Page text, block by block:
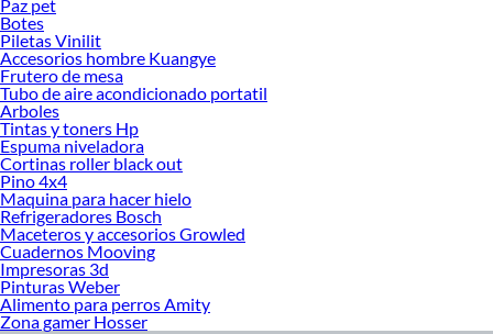
Paz pet
Botes
Piletas Vinilit
Accesorios hombre Kuangye
Frutero de mesa
Tubo de aire acondicionado portatil
Arboles
Tintas y toners Hp
Espuma niveladora
Cortinas roller black out
Pino 4x4
Maquina para hacer hielo
Refrigeradores Bosch
Maceteros y accesorios Growled
Cuadernos Mooving
Impresoras 3d
Pinturas Weber
Alimento para perros Amity
Zona gamer Hosser